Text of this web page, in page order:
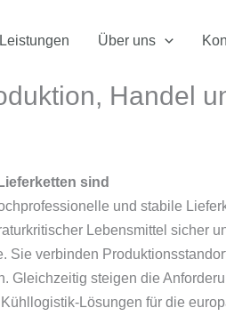
Leistungen Über uns
Handel
sind
und stabile
Lebensmittel sicher
verbinden
Gleichzeitig steigen die
Lösungen für die